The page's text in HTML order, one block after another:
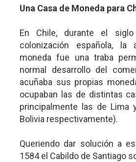
Una Casa de Moneda para
En Chile, durante el
colonización española, la
moneda fue una traba
normal desarrollo del
acuñaba sus propias
ocupaban las de distintas
principalmente las de Lima
Bolivia respectivamente).
Queriendo dar solución a
1584 el Cabildo de Santiago